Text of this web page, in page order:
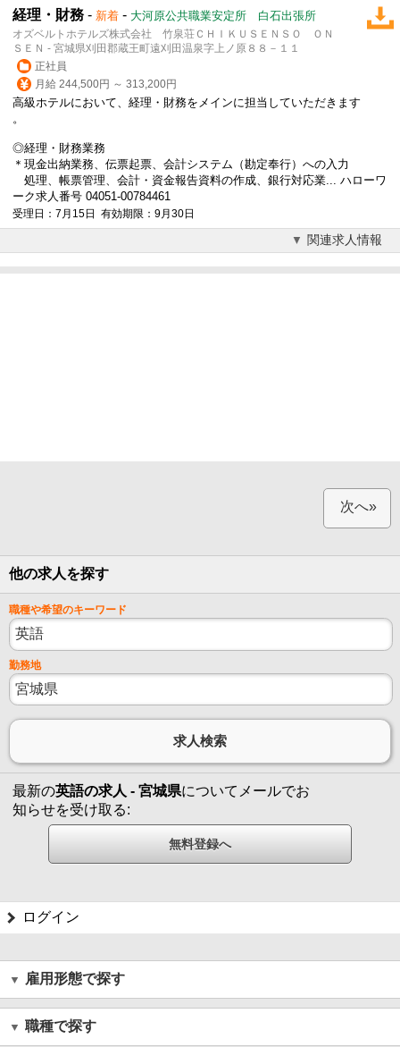
経理・財務 - 新着 - 大河原公共職業安定所 白石出張所
オズベルトホテルズ株式会社 竹泉荘ＣＨＩＫＵＳＥＮＳＯ ＯＮ
ＳＥＮ - 宮城県刈田郡蔵王町遠刈田温泉字上ノ原８８－１１
正社員
月給 244,500円 ～ 313,200円
高級ホテルにおいて、経理・財務をメインに担当していただきます
。
◎経理・財務業務
＊現金出納業務、伝票起票、会計システム（勘定奉行）への入力
処理、帳票管理、会計・資金報告資料の作成、銀行対応業... ハローワ
ーク求人番号 04051-00784461
受理日：7月15日 有効期限：9月30日
関連求人情報
次へ»
他の求人を探す
職種や希望のキーワード
勤務地
最新の英語の求人 - 宮城県についてメールでお
知らせを受け取る:
ログイン
雇用形態で探す
職種で探す